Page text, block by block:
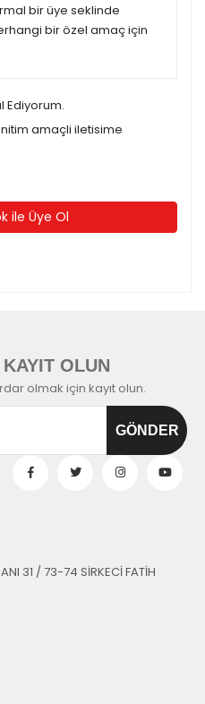
bir üye seklinde
bir özel amaç için
Ediyorum.
amaçli iletisime
ile Üye Ol
OLUN
olmak için kayıt olun.
31 / 73-74 SİRKECİ FATİH